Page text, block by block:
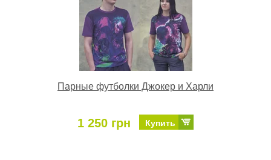
Парные футболки Джокер и Харли
1 250 грн Купить